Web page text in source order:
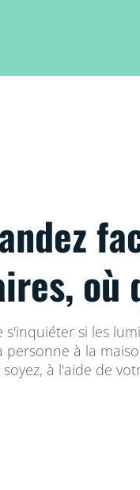
où
s'inquiéter si les
personne à la
à l'aide de